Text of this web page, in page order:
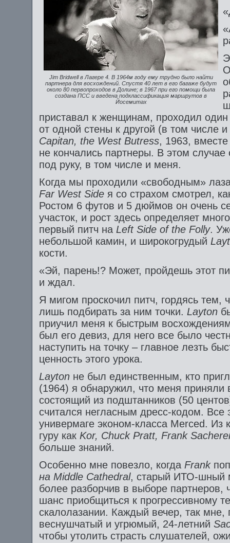
Jim Bridwell в Лагере 4. В 1964м году ему трудно было найти
партнера для восхождений. Спустя 40 лет в его багаже будут
около 80 первопроходов в Долине; в 1967 при его помощи была
создана ПСС и введена подклассификация маршрутов в
Йосемитах
приставал к женщинам, проходил
от одной стены к другой (в том числе
Capitan, the West Butress, 1963,
не кончались партнеры. В этом случае
под руку, в том числе и меня.
Когда мы проходили «свободным»
Far West Side я со страхом смотрел,
Ростом 6 футов и 5 дюймов он очень
участок, и рост здесь определяет
первый питч на Left Side of the Folly.
небольшой камин, и широкогрудый
кости.
«Эй, парень!? Может, пройдешь этот
и ждал.
Я мигом проскочил питч, гордясь тем,
лишь подбирать за ним точки. Layton
приучил меня к быстрым
был его девиз, для него все было
наступить на точку – главное лезть
ценность этого урока.
Layton не был единственным, кто
(1964) я обнаружил, что меня приняли
состоящий из подштанников (50
считался негласным дресс-кодом.
универмаге эконом-класса Merced. Из
гуру как Kor, Chuck Pratt, Frank
больше знаний.
Особенно мне повезло, когда Frank
на Middle Cathedral, старый ИТО-шный
более разборчив в выборе партнеров,
шанс приобщиться к прогрессивному
скалолазании. Каждый вечер, так мне,
веснушчатый и угрюмый, 24-летний
чтобы утолить страсть слушателей,